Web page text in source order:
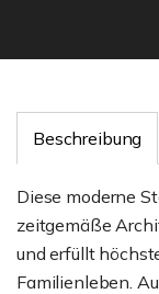
Beschreibung
Diese moderne
zeitgemäße
und erfüllt
Familienleben.